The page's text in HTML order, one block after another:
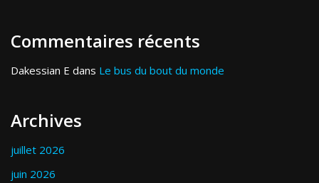
Commentaires récents
Dakessian E dans Le bus du bout du monde
Archives
juillet 2026
juin 2026